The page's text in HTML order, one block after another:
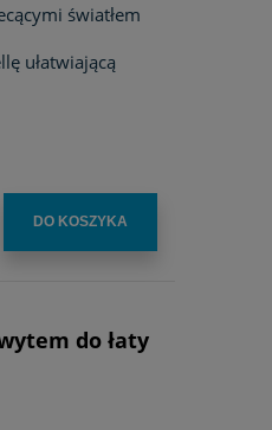
światłem
ułatwiającą
DO KOSZYKA
do łaty